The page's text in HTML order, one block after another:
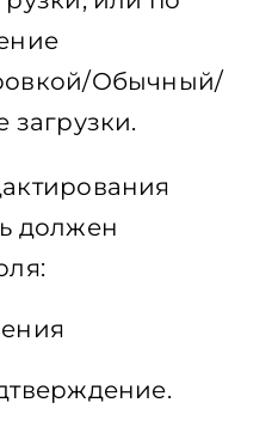
Обычный/
загрузки.
должен